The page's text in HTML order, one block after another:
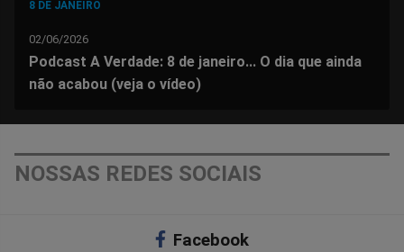
8 DE JANEIRO
02/06/2026
Podcast A Verdade: 8 de janeiro... O dia que ainda
não acabou (veja o vídeo)
NOSSAS REDES SOCIAIS
Facebook